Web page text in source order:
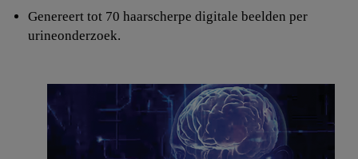
Genereert tot 70 haarscherpe digitale beelden per
urineonderzoek.